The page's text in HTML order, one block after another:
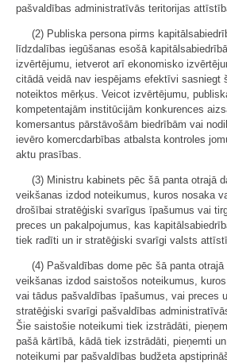
pašvaldības administratīvās teritorijas
(2) Publiska persona pirms
līdzdalības iegūšanas esošā
izvērtējumu, ietverot arī ekonomisko
citādā veidā nav iespējams efektīvi sasniegt
noteiktos mērķus. Veicot izvērtējumu,
kompetentajām institūcijām konkurences
komersantus pārstāvošām biedrībām vai
ievēro komercdarbības atbalsta kontroles
aktu prasības.
(3) Ministru kabinets pēc šā panta otrajā
veikšanas izdod noteikumus, kuros nosaka
drošībai stratēģiski svarīgus īpašumus vai
preces un pakalpojumus, kas
tiek radīti un ir stratēģiski svarīgi valsts
(4) Pašvaldības dome pēc šā panta
veikšanas izdod saistošos noteikumus,
vai tādus pašvaldības īpašumus, vai preces
stratēģiski svarīgi pašvaldības
Šie saistošie noteikumi tiek izstrādāti,
pašā kārtībā, kādā tiek izstrādāti, pieņemti
noteikumi par pašvaldības budžeta